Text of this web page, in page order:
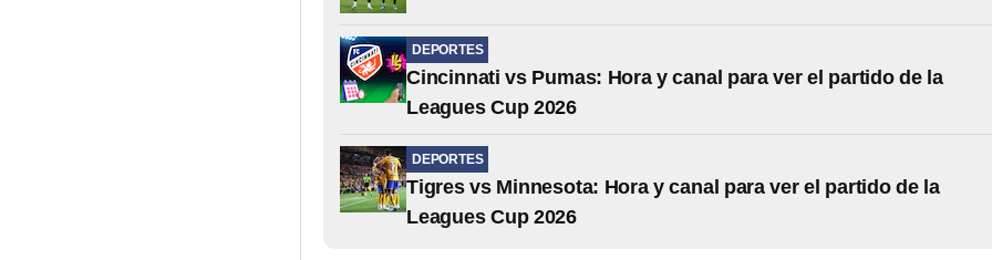
DEPORTES
Cincinnati vs Pumas: Hora y canal para ver el partido de la
Leagues Cup 2026
DEPORTES
Tigres vs Minnesota: Hora y canal para ver el partido de la
Leagues Cup 2026